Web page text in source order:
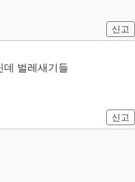
신고
데 벌레새기들
신고